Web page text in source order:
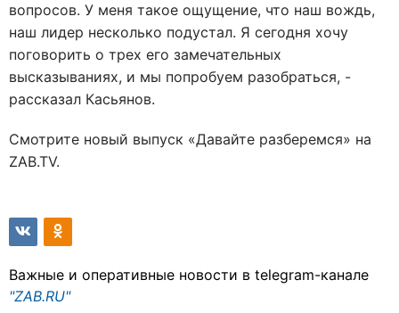
вопросов. У меня такое ощущение, что наш вождь,
наш лидер несколько подустал. Я сегодня хочу
поговорить о трех его замечательных
высказываниях, и мы попробуем разобраться, -
рассказал Касьянов.
Смотрите новый выпуск «Давайте разберемся» на
ZAB.TV.
Важные и оперативные новости в telegram-канале
"ZAB.RU"